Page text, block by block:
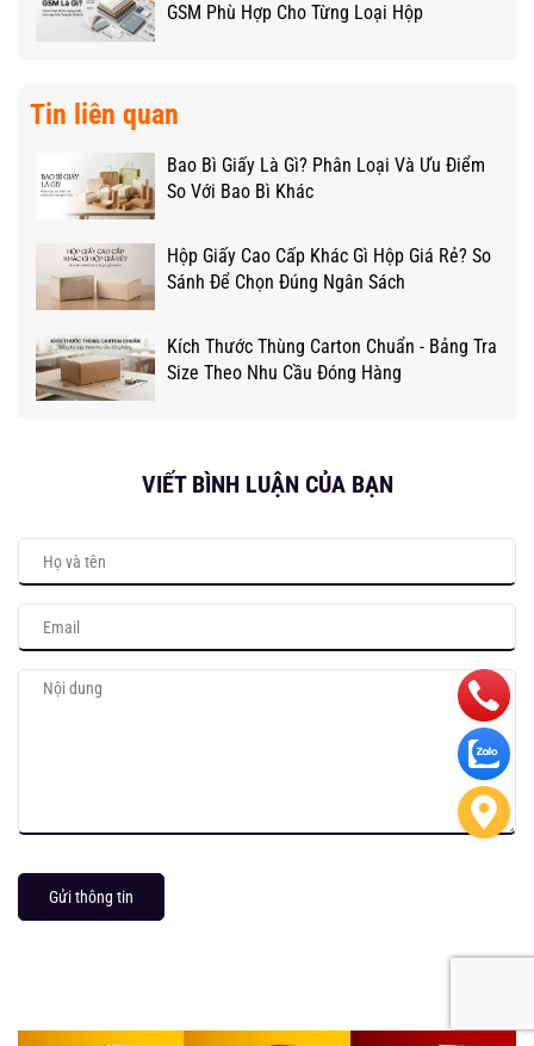
GSM Phù Hợp Cho Từng Loại Hộp
Tin liên quan
Bao Bì Giấy Là Gì? Phân Loại Và Ưu Điểm
So Với Bao Bì Khác
Hộp Giấy Cao Cấp Khác Gì Hộp Giá Rẻ? So
Sánh Để Chọn Đúng Ngân Sách
Kích Thước Thùng Carton Chuẩn - Bảng Tra
Size Theo Nhu Cầu Đóng Hàng
VIẾT BÌNH LUẬN CỦA BẠN
Gửi thông tin